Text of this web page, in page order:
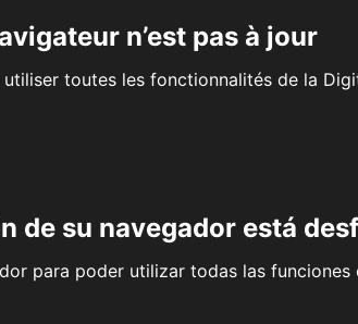
n’est pas à jour
toutes les fonctionnalités de la
de su navegador está
para poder utilizar todas las